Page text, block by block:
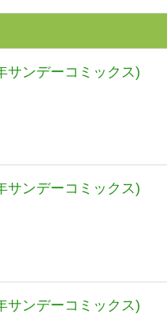
サンデーコミックス)
サンデーコミックス)
サンデーコミックス)